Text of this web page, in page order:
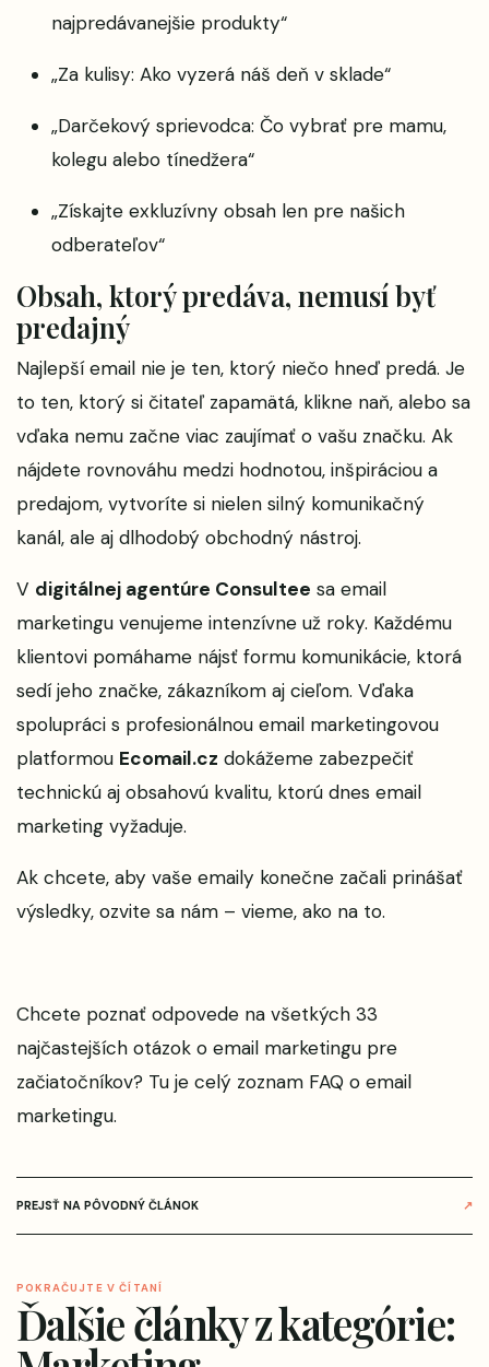
najpredávanejšie produkty“
„Za kulisy: Ako vyzerá náš deň v sklade“
„Darčekový sprievodca: Čo vybrať pre mamu,
kolegu alebo tínedžera“
„Získajte exkluzívny obsah len pre našich
odberateľov“
Obsah, ktorý predáva, nemusí byť
predajný
Najlepší email nie je ten, ktorý niečo hneď predá. Je
to ten, ktorý si čitateľ zapamätá, klikne naň, alebo sa
vďaka nemu začne viac zaujímať o vašu značku. Ak
nájdete rovnováhu medzi hodnotou, inšpiráciou a
predajom, vytvoríte si nielen silný komunikačný
kanál, ale aj dlhodobý obchodný nástroj.
V digitálnej agentúre Consultee sa email
marketingu venujeme intenzívne už roky. Každému
klientovi pomáhame nájsť formu komunikácie, ktorá
sedí jeho značke, zákazníkom aj cieľom. Vďaka
spolupráci s profesionálnou email marketingovou
platformou Ecomail.cz dokážeme zabezpečiť
technickú aj obsahovú kvalitu, ktorú dnes email
marketing vyžaduje.
Ak chcete, aby vaše emaily konečne začali prinášať
výsledky, ozvite sa nám – vieme, ako na to.
Chcete poznať odpovede na všetkých 33
najčastejších otázok o email marketingu pre
začiatočníkov? Tu je celý zoznam FAQ o email
marketingu.
PREJSŤ NA PÔVODNÝ ČLÁNOK ↗
POKRAČUJTE V ČÍTANÍ
Ďalšie články z kategórie: